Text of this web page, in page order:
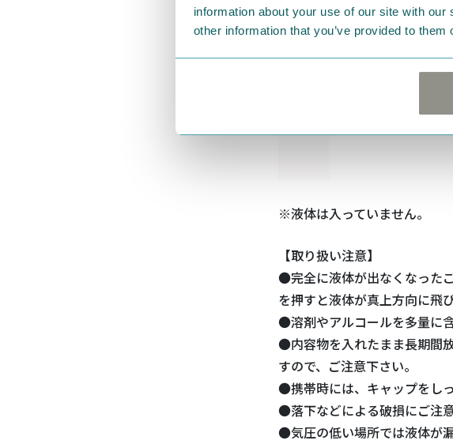
information about your use of our site with
other information that you’ve provided to
※液体は入っていません。
【取り扱い注意】
●完全に液体が出なくなった
を押すと液体が真上方向に飛
●溶剤やアルコールを多量に
●内容物を入れたまま長期間
すので、ご注意下さい。
●携帯時には、キャップをし
●落下などによる破損にご注意
●気圧の低い場所では液体が